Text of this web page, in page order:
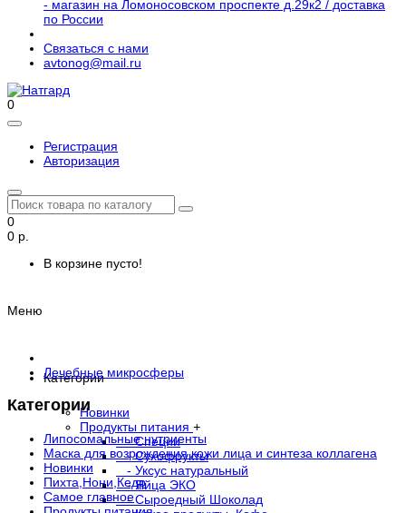
- магазин на Ломоносовском проспекте д.29к2 / доставка
по России
Связаться с нами
avtonog@mail.ru
0
Регистрация
Авторизация
0
0 р.
В корзине пусто!
Меню
Категории
Новинки
Продукты питания +
- Специи
- Сухофрукты
- Уксус натуральный
- Яйца ЭКО
- Сыроедный Шоколад
Лечебные микросферы
Категории
Липосомальные нутриенты
Маска для возрождения кожи лица и синтеза коллагена
Новинки
Пихта,Нони,Кедр
Самое главное